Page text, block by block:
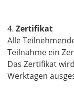
4. Zertifikat
Alle
Teilnahme ein
Das Zertifikat
Werktagen